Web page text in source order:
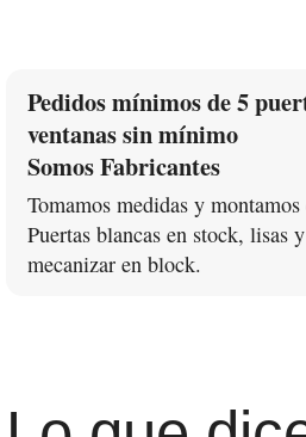
Pedidos mínimos de 5
ventanas sin mínimo
Somos Fabricantes
Tomamos medidas y
Puertas blancas en stock, lisas
mecanizar en block.